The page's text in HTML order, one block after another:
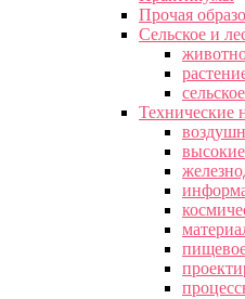
Прочая
Сельское и
Технические